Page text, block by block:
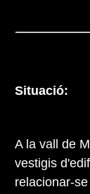
Situació:
A la vall de
vestigis
relacionar-